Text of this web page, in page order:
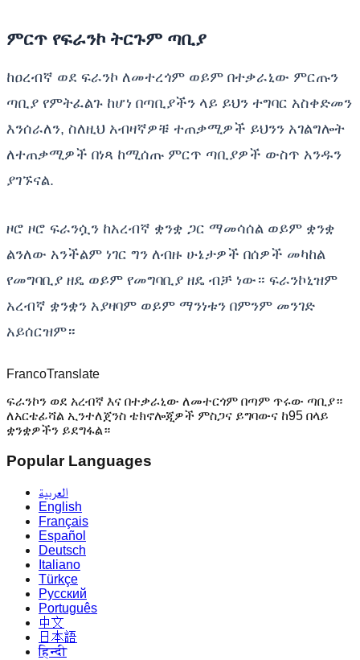
ምርጥ የፍራንኮ ትርጉም ጣቢያ
ከዐረብኛ ወደ ፍራንኮ ለመተረጎም ወይም በተቃራኒው ምርጡን
ጣቢያ የምትፈልጉ ከሆነ በጣቢያችን ላይ ይህን ተግባር አስቀድመን
እንሰራለን, ስለዚህ አብዛኛዎቹ ተጠቃሚዎች ይህንን አገልግሎት
ለተጠቃሚዎች በነጻ ከሚሰጡ ምርጥ ጣቢያዎች ውስጥ አንዱን
ያገኙናል.
ዞሮ ዞሮ ፍራንሷን ከአረብኛ ቋንቋ ጋር ማመሳሰል ወይም ቋንቋ
ልንለው አንችልም ነገር ግን ለብዙ ሁኔታዎች በሰዎች መካከል
የመግባቢያ ዘዴ ወይም የመግባቢያ ዘዴ ብቻ ነው። ፍራንኮኒዝም
አረብኛ ቋንቋን አያዛባም ወይም ማንነቱን በምንም መንገድ
አይሰርዝም።
FrancoTranslate
ፍራንኮን ወደ አረብኛ እና በተቃራኒው ለመተርጎም በጣም ጥሩው ጣቢያ።
ለአርቴፊሻል ኢንተለጀንስ ቴክኖሎጂዎች ምስጋና ይግባውና ከ95 በላይ
ቋንቋዎችን ይደግፋል።
Popular Languages
العربية
English
Français
Español
Deutsch
Italiano
Türkçe
Русский
Português
中文
日本語
हिन्दी